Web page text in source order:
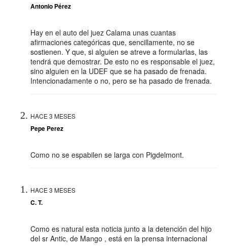
Antonio Pérez
Hay en el auto del juez Calama unas cuantas
afirmaciones categóricas que, sencillamente, no se
sostienen. Y que, si alguien se atreve a formularlas, las
tendrá que demostrar. De esto no es responsable el juez,
sino alguien en la UDEF que se ha pasado de frenada.
Intencionadamente o no, pero se ha pasado de frenada.
HACE 3 MESES
Pepe Perez
Como no se espabilen se larga con Pigdelmont.
HACE 3 MESES
C. T.
Como es natural esta noticia junto a la detención del hijo
del sr Antic, de Mango , está en la prensa internacional